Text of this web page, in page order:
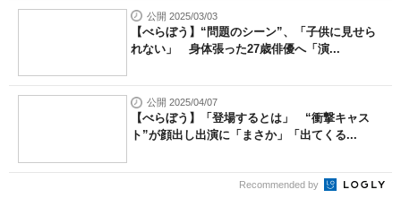
公開 2025/03/03
【べらぼう】“問題のシーン”、「子供に見せら
れない」 身体張った27歳俳優へ「演...
公開 2025/04/07
【べらぼう】「登場するとは」 “衝撃キャス
ト”が顔出し出演に「まさか」「出てくる...
Recommended by